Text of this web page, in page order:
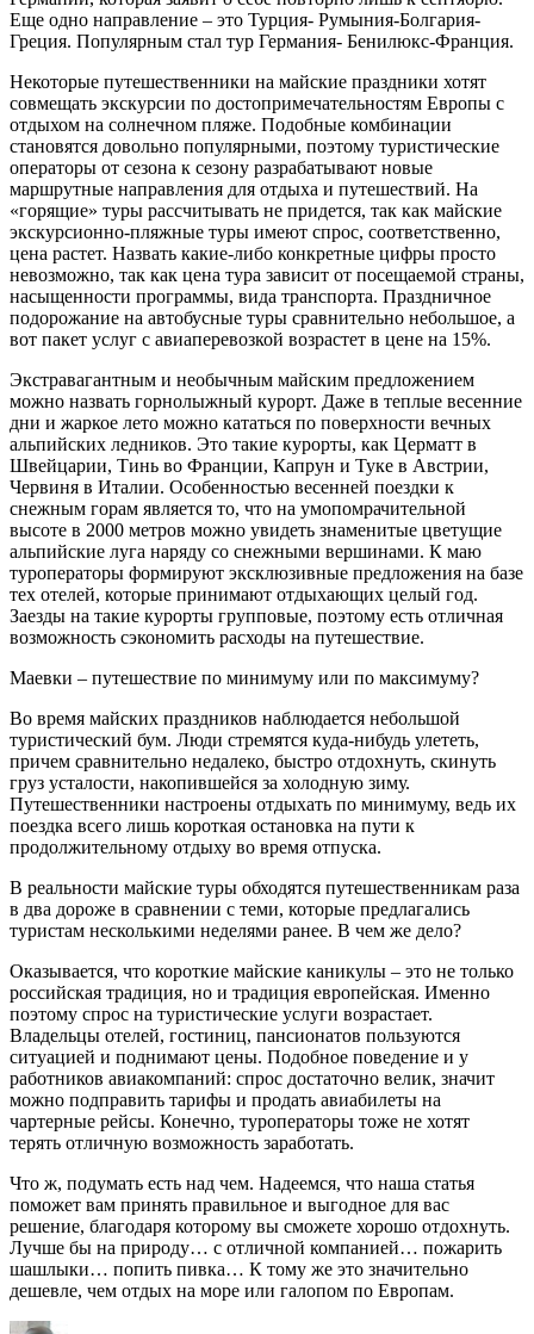
Еще одно направление – это Турция- Румыния-Болгария-
Греция. Популярным стал тур Германия- Бенилюкс-Франция.
Некоторые путешественники на майские праздники хотят
совмещать экскурсии по достопримечательностям Европы с
отдыхом на солнечном пляже. Подобные комбинации
становятся довольно популярными, поэтому туристические
операторы от сезона к сезону разрабатывают новые
маршрутные направления для отдыха и путешествий. На
«горящие» туры рассчитывать не придется, так как майские
экскурсионно-пляжные туры имеют спрос, соответственно,
цена растет. Назвать какие-либо конкретные цифры просто
невозможно, так как цена тура зависит от посещаемой страны,
насыщенности программы, вида транспорта. Праздничное
подорожание на автобусные туры сравнительно небольшое, а
вот пакет услуг с авиаперевозкой возрастет в цене на 15%.
Экстравагантным и необычным майским предложением
можно назвать горнолыжный курорт. Даже в теплые весенние
дни и жаркое лето можно кататься по поверхности вечных
альпийских ледников. Это такие курорты, как Церматт в
Швейцарии, Тинь во Франции, Капрун и Туке в Австрии,
Червиня в Италии. Особенностью весенней поездки к
снежным горам является то, что на умопомрачительной
высоте в 2000 метров можно увидеть знаменитые цветущие
альпийские луга наряду со снежными вершинами. К маю
туроператоры формируют эксклюзивные предложения на базе
тех отелей, которые принимают отдыхающих целый год.
Заезды на такие курорты групповые, поэтому есть отличная
возможность сэкономить расходы на путешествие.
Маевки – путешествие по минимуму или по максимуму?
Во время майских праздников наблюдается небольшой
туристический бум. Люди стремятся куда-нибудь улететь,
причем сравнительно недалеко, быстро отдохнуть, скинуть
груз усталости, накопившейся за холодную зиму.
Путешественники настроены отдыхать по минимуму, ведь их
поездка всего лишь короткая остановка на пути к
продолжительному отдыху во время отпуска.
В реальности майские туры обходятся путешественникам раза
в два дороже в сравнении с теми, которые предлагались
туристам несколькими неделями ранее. В чем же дело?
Оказывается, что короткие майские каникулы – это не только
российская традиция, но и традиция европейская. Именно
поэтому спрос на туристические услуги возрастает.
Владельцы отелей, гостиниц, пансионатов пользуются
ситуацией и поднимают цены. Подобное поведение и у
работников авиакомпаний: спрос достаточно велик, значит
можно подправить тарифы и продать авиабилеты на
чартерные рейсы. Конечно, туроператоры тоже не хотят
терять отличную возможность заработать.
Что ж, подумать есть над чем. Надеемся, что наша статья
поможет вам принять правильное и выгодное для вас
решение, благодаря которому вы сможете хорошо отдохнуть.
Лучше бы на природу… с отличной компанией… пожарить
шашлыки… попить пивка… К тому же это значительно
дешевле, чем отдых на море или галопом по Европам.